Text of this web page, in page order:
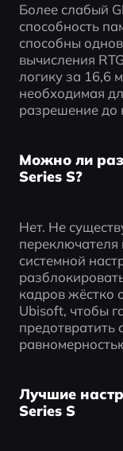
Более слабый
способность
способны
вычисления
логику за 16,6
необходимая
разрешение до
Можно ли
Series S?
Нет. Не
переключателя
системной
кадров жёстко
Ubisoft, чтобы
предотвратить
Лучшие
Series S